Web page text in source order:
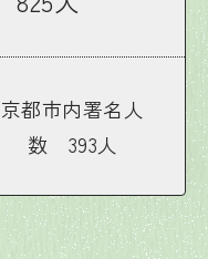
京都市内署名人
数 393人